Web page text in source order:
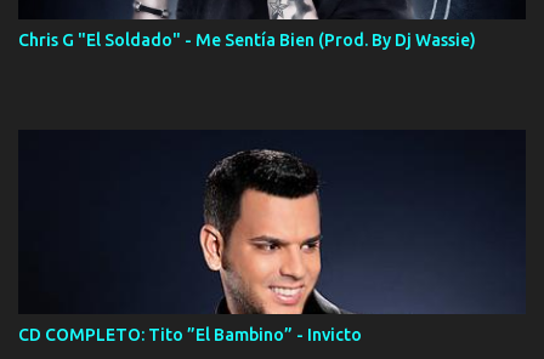
Chris G "El Soldado" - Me Sentía Bien (Prod. By Dj Wassie)
CD COMPLETO: Tito ”El Bambino” - Invicto